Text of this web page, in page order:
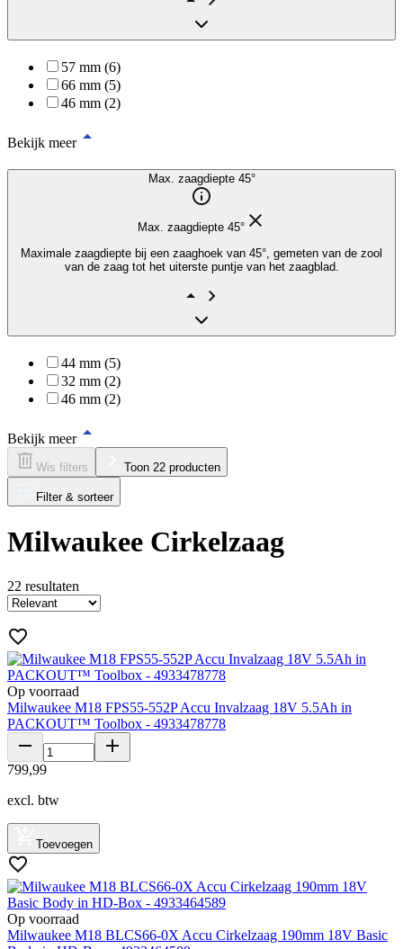
57 mm (6)
66 mm (5)
46 mm (2)
Bekijk meer
Max. zaagdiepte 45°
Max. zaagdiepte 45°
Maximale zaagdiepte bij een zaaghoek van 45°, gemeten van de zool
van de zaag tot het uiterste puntje van het zaagblad.
44 mm (5)
32 mm (2)
46 mm (2)
Bekijk meer
Wis filters Toon 22 producten
Filter & sorteer
Milwaukee Cirkelzaag
22 resultaten
Op voorraad
Milwaukee M18 FPS55-552P Accu Invalzaag 18V 5.5Ah in
PACKOUT™ Toolbox - 4933478778
799,99
excl. btw
Toevoegen
Op voorraad
Milwaukee M18 BLCS66-0X Accu Cirkelzaag 190mm 18V Basic